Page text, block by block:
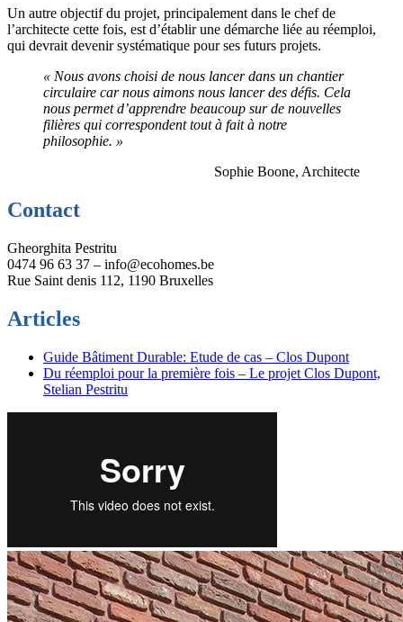
Un autre objectif du projet, principalement dans le chef de
l’architecte cette fois, est d’établir une démarche liée au réemploi,
qui devrait devenir systématique pour ses futurs projets.
« Nous avons choisi de nous lancer dans un chantier
circulaire car nous aimons nous lancer des défis. Cela
nous permet d’apprendre beaucoup sur de nouvelles
filières qui correspondent tout à fait à notre
philosophie. »
Sophie Boone, Architecte
Contact
Gheorghita Pestritu
0474 96 63 37 – info@ecohomes.be
Rue Saint denis 112, 1190 Bruxelles
Articles
Guide Bâtiment Durable: Etude de cas – Clos Dupont
Du réemploi pour la première fois – Le projet Clos Dupont,
Stelian Pestritu